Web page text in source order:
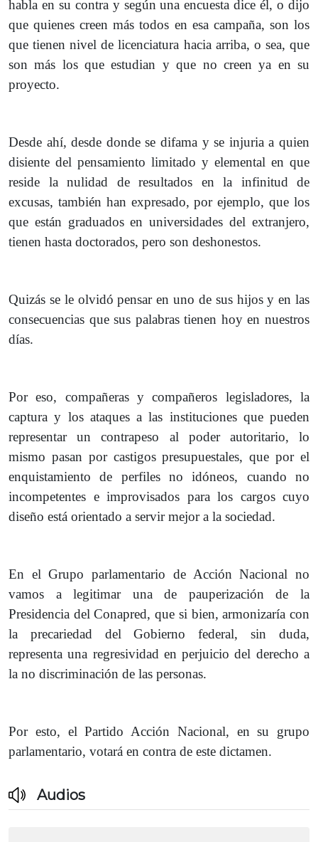
habla en su contra y según una encuesta dice él, o dijo
que quienes creen más todos en esa campaña, son los
que tienen nivel de licenciatura hacia arriba, o sea, que
son más los que estudian y que no creen ya en su
proyecto.
Desde ahí, desde donde se difama y se injuria a quien
disiente del pensamiento limitado y elemental en que
reside la nulidad de resultados en la infinitud de
excusas, también han expresado, por ejemplo, que los
que están graduados en universidades del extranjero,
tienen hasta doctorados, pero son deshonestos.
Quizás se le olvidó pensar en uno de sus hijos y en las
consecuencias que sus palabras tienen hoy en nuestros
días.
Por eso, compañeras y compañeros legisladores, la
captura y los ataques a las instituciones que pueden
representar un contrapeso al poder autoritario, lo
mismo pasan por castigos presupuestales, que por el
enquistamiento de perfiles no idóneos, cuando no
incompetentes e improvisados para los cargos cuyo
diseño está orientado a servir mejor a la sociedad.
En el Grupo parlamentario de Acción Nacional no
vamos a legitimar una de pauperización de la
Presidencia del Conapred, que si bien, armonizaría con
la precariedad del Gobierno federal, sin duda,
representa una regresividad en perjuicio del derecho a
la no discriminación de las personas.
Por esto, el Partido Acción Nacional, en su grupo
parlamentario, votará en contra de este dictamen.
Audios